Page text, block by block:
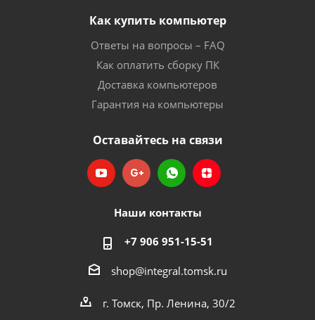
Как купить компьютер
Ответы на вопросы – FAQ
Как оплатить сборку ПК
Доставка компьютеров
Гарантия на компьютеры
Оставайтесь на связи
Наши контакты
+7 906 951-15-51
shop@integral.tomsk.ru
г. Томск, Пр. Ленина, 30/2